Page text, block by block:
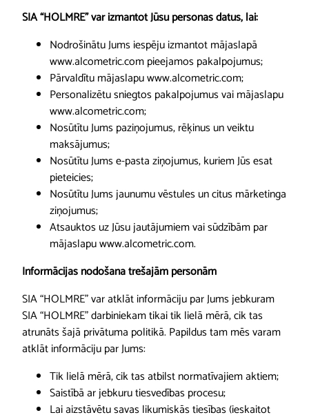
SIA “HOLMRE” var izmantot Jūsu personas datus, lai:
Nodrošinātu Jums iespēju izmantot mājaslapā
www.alcometric.com pieejamos pakalpojumus;
Pārvaldītu mājaslapu www.alcometric.com;
Personalizētu sniegtos pakalpojumus vai mājaslapu
www.alcometric.com;
Nosūtītu Jums paziņojumus, rēķinus un veiktu
maksājumus;
Nosūtītu Jums e-pasta ziņojumus, kuriem Jūs esat
pieteicies;
Nosūtītu Jums jaunumu vēstules un citus mārketinga
ziņojumus;
Atsauktos uz Jūsu jautājumiem vai sūdzībām par
mājaslapu www.alcometric.com.
Informācijas nodošana trešajām personām
SIA “HOLMRE” var atklāt informāciju par Jums jebkuram
SIA “HOLMRE” darbiniekam tikai tik lielā mērā, cik tas
atrunāts šajā privātuma politikā. Papildus tam mēs varam
atklāt informāciju par Jums:
Tik lielā mērā, cik tas atbilst normatīvajiem aktiem;
Saistībā ar jebkuru tiesvedības procesu;
Lai aizstāvētu savas likumiskās tiesības (ieskaitot